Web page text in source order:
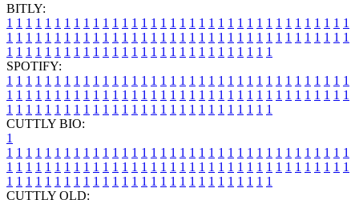
BITLY:
1 1 1 1 1 1 1 1 1 1 1 1 1 1 1 1 1 1 1 1 1 1 1 1 1 1 1 1 1 1 1 1 1 1 1 1
1 1 1 1 1 1 1 1 1 1 1 1 1 1 1 1 1 1 1 1 1 1 1 1 1 1 1 1 1 1 1 1 1 1 1 1
1 1 1 1 1 1 1 1 1 1 1 1 1 1 1 1 1 1 1 1 1 1 1 1 1 1 1 1
SPOTIFY:
1 1 1 1 1 1 1 1 1 1 1 1 1 1 1 1 1 1 1 1 1 1 1 1 1 1 1 1 1 1 1 1 1 1 1 1
1 1 1 1 1 1 1 1 1 1 1 1 1 1 1 1 1 1 1 1 1 1 1 1 1 1 1 1 1 1 1 1 1 1 1 1
1 1 1 1 1 1 1 1 1 1 1 1 1 1 1 1 1 1 1 1 1 1 1 1 1 1 1 1
CUTTLY BIO:
1
1 1 1 1 1 1 1 1 1 1 1 1 1 1 1 1 1 1 1 1 1 1 1 1 1 1 1 1 1 1 1 1 1 1 1 1
1 1 1 1 1 1 1 1 1 1 1 1 1 1 1 1 1 1 1 1 1 1 1 1 1 1 1 1 1 1 1 1 1 1 1 1
1 1 1 1 1 1 1 1 1 1 1 1 1 1 1 1 1 1 1 1 1 1 1 1 1 1 1 1
CUTTLY OLD: